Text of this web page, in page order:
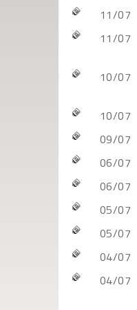
11/07
11/07
10/07
10/07
09/07
06/07
06/07
05/07
05/07
04/07
04/07